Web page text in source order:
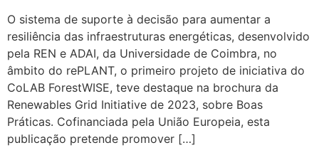
O sistema de suporte à decisão para aumentar a
resiliência das infraestruturas energéticas, desenvolvido
pela REN e ADAI, da Universidade de Coimbra, no
âmbito do rePLANT, o primeiro projeto de iniciativa do
CoLAB ForestWISE, teve destaque na brochura da
Renewables Grid Initiative de 2023, sobre Boas
Práticas. Cofinanciada pela União Europeia, esta
publicação pretende promover […]